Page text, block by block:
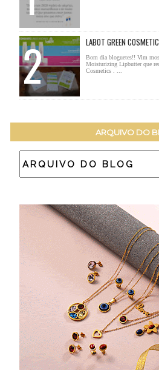
LABOT GREEN
Bom dia bloguetes!! Vim
Moisturizing Lipbutter que
Cosmetics . ...
ARQUIVO DO